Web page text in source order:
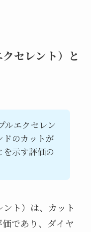
セレント）と
エクセレン
ドのカットが
示す評価の
ト）は、カット
であり、ダイヤ